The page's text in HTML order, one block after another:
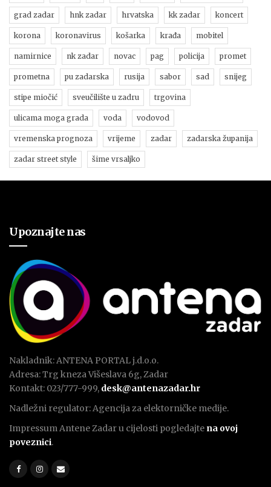
grad zadar hnk zadar hrvatska kk zadar koncert
korona koronavirus košarka krađa mobitel
namirnice nk zadar novac pag policija promet
prometna pu zadarska rusija sabor sad snijeg
stipe miočić sveučilište u zadru trgovina
ulicama moga grada voda vodovod
vremenska prognoza vrijeme zadar zadarska županija
zadar street style šime vrsaljko
Upoznajte nas
Nakladnik: ANTENA PORTAL j.d.o.o.
Adresa: Trg kneza Višeslava 6g, Zadar
Kontakt: 023/777-999, desk@antenazadar.hr
Nadležni regulator: Agencija za elektorničke medije.
Impressum Antene Zadar u cijelosti pogledajte na ovoj
poveznici.